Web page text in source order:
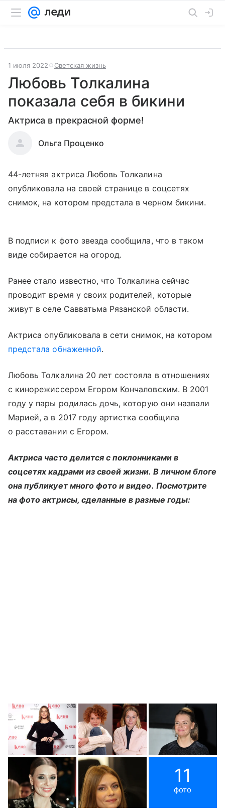
1 июля 2022 Светская жизнь
Любовь Толкалина
показала себя в бикини
Актриса в прекрасной форме!
Ольга Проценко
44-летняя актриса Любовь Толкалина
опубликовала на своей странице в соцсетях
снимок, на котором предстала в черном бикини.
В подписи к фото звезда сообщила, что в таком
виде собирается на огород.
Ранее стало известно, что Толкалина сейчас
проводит время у своих родителей, которые
живут в селе Савватьма Рязанской области.
Актриса опубликовала в сети снимок, на котором
предстала обнаженной.
Любовь Толкалина 20 лет состояла в отношениях
с кинорежиссером Егором Кончаловским. В 2001
году у пары родилась дочь, которую они назвали
Марией, а в 2017 году артистка сообщила
о расставании с Егором.
Актриса часто делится с поклонниками в
соцсетях кадрами из своей жизни. В личном блоге
она публикует много фото и видео. Посмотрите
на фото актрисы, сделанные в разные годы:
11
фото